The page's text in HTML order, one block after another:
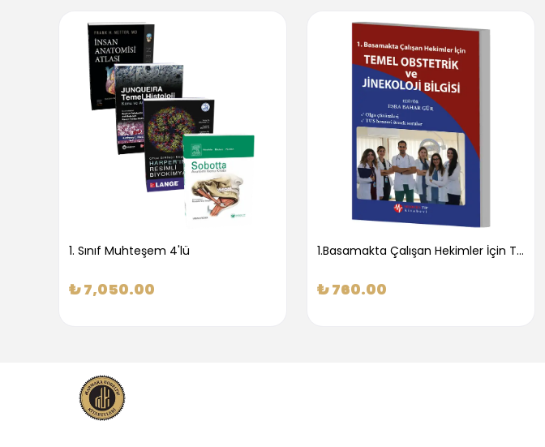
1. Sınıf Muhteşem 4'lü
₺ 7,050.00
1.Basamakta Çalışan Hekimler İçin Temel Obstetrik Ve Jinekoloji Bilgisi
₺ 760.00